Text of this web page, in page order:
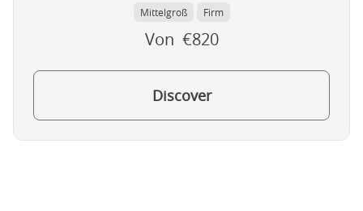
Mittelgroß Firm
Von €820
Discover